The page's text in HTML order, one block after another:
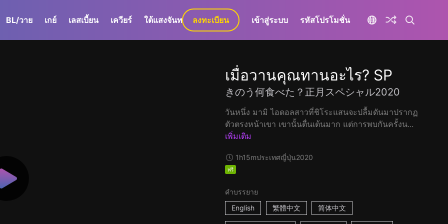
BL/วาย เกย์ เลสเบี้ยน เควียร์ ใต้แสงจันทร์ GaLa+
ลงทะเบียน เข้าสู่ระบบ รหัสโปรโมชั่น
เมื่อวานคุณทานอะไร? SP
きのう何食べた？正月スペシャル2020
วันหนึ่ง มามิ ไอดอลสาวที่ชิโระแสนจะปลื้มดันมาปรากฏ
ตัวตรงหน้าเขา เขานั้นตื่นเต้นมาก แต่การพบกันครั้งน...
เพิ่มเติม
1h15mประเทศญี่ปุ่น2020
ฟรี
คำบรรยาย
English
繁體中文 简体中文